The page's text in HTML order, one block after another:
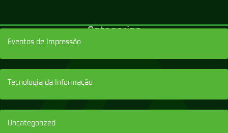
Categorias
Eventos de Impressão
Tecnologia da Informação
Uncategorized